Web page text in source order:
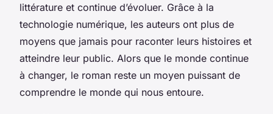
littérature et continue d’évoluer. Grâce à la
technologie numérique, les auteurs ont plus de
moyens que jamais pour raconter leurs histoires et
atteindre leur public. Alors que le monde continue
à changer, le roman reste un moyen puissant de
comprendre le monde qui nous entoure.